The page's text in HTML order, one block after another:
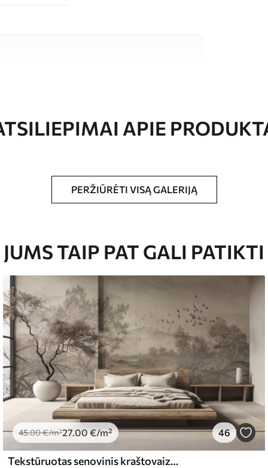
dydžio vaizdas, supjaustytas į vienodas iki 50
minkšta kempine. Lakuotus tapetus galima
.6734.00€/m²
and Stick
48.99€/m²
APIE
PERŽIŪRĖTI VISĄ GALERIJĄ
JUMS TAIP PAT GALI PATIKTI
45.00€/m²27 .00€/m² 46
Tekstūruotas senovinis kraštovaizdis su medžiu prie upės ir debesuotu dangumi, sepijos atspalvių gamtos menas